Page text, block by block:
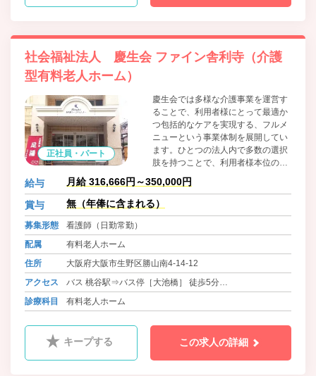
社会福祉法人 慶生会 ファイン舎利寺（介護
型有料老人ホーム）
正社員・パート
慶生会では多様な介護事業を運営す
ることで、利用者様にとって最適か
つ包括的なケアを実現する、フルメ
ニューという事業体制を展開してい
ます。ひとつの法人内で多数の選択
肢を持つことで、利用者様本位のサ
ービスを提供することが可能です。
また、法人内に多様な介護事業を抱
えることは、転職をせずに豊富な経
験が積めるという点で、職員たちの
給与 月給 316,666円～350,000円
賞与 無（年俸に含まれる）
募集形態
看護師（日勤常勤）
配属
有料老人ホーム
住所
大阪府大阪市生野区勝山南4-14-12
アクセス
バス 桃谷駅⇒バス停［大池橋］ 徒歩5分
バス 天王寺駅⇒バス停［大池橋］ 徒歩5分
診療科目 有料老人ホーム
キープする この求人の詳細